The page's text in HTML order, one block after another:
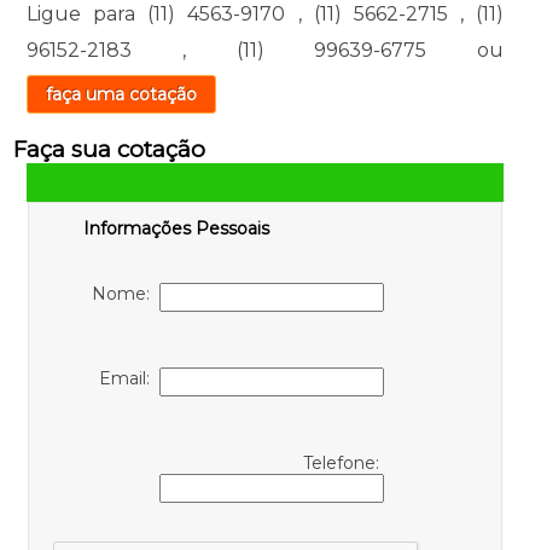
Ligue para (11) 4563-9170 , (11) 5662-2715 , (11)
96152-2183
, (11) 99639-6775 ou
faça uma cotação
Faça sua cotação
Informações Pessoais
Nome:
Email:
Telefone: